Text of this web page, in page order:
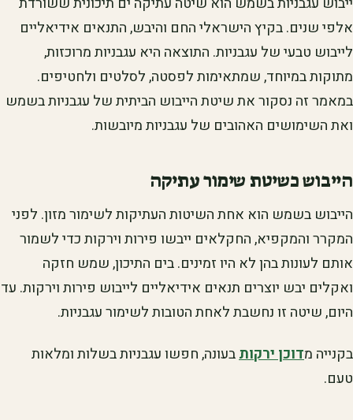
אלפי שנים. בקיץ הישראלי החם והיבש, התנאים אידיאליים
לייבוש טבעי של עגבניות. התוצאה היא עגבניות מרוכזות,
מתוקות במיוחד, שמתאימות לפסטה, לסלטים ולחטיפים.
במאמר זה נסקור את שיטת הייבוש הביתית של עגבניות בשמש
ואת השימושים האהובים של עגבניות מיובשות.
הייבוש כשיטת שימור עתיקה
הייבוש בשמש הוא אחת השיטות העתיקות לשימור מזון. לפני
המקרר והמקפיא, החקלאים ייבשו פירות וירקות כדי לשמור
אותם לעונות בהן לא היו זמינים. בים התיכון, שמש חזקה
ואקלים יבש יוצרים תנאים אידיאליים לייבוש פירות וירקות. עד
היום, שיטה זו נחשבת לאחת הטובות לשימור עגבניות.
בקנייה מדוכן ירקותבעונה, חפשו עגבניות בשלות ומלאות
טעם.